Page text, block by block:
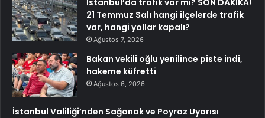
21 Temmuz Salı hangi ilçelerde trafik
var, hangi yollar kapalı?
Ağustos 7, 2026
Bakan vekili oğlu yenilince piste indi,
hakeme küfretti
Ağustos 6, 2026
İstanbul Valiliği’nden Sağanak ve Poyraz Uyarısı